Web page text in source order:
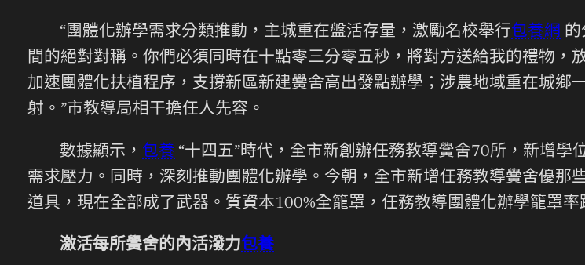
“團體化辦學需求分類推動，主城重在盤活存量，激勵名校舉行包養網
間的絕對對稱。你們必須同時在十點零三分零五秒，將對方送給我的禮物，
加速團體化扶植程序，支撐新區新建黌舍高出發點辦學；涉農地域重在城鄉
射。”市教導局相干擔任人先容。
數據顯示， 包養 “十四五”時代，全市新創辦任務教導黌舍70所，新增學
需求壓力。同時，深刻推動團體化辦學。今朝，全市新增任務教導黌舍優
道具，現在全部成了武器。質資本100%全籠罩，任務教導團體化辦學籠罩率
激活每所黌舍的內活潑力包養